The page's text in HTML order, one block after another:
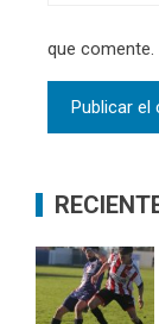
que comente.